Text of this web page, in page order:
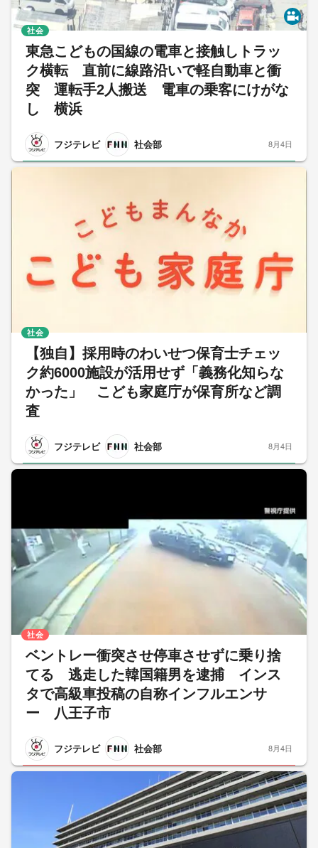
東急こどもの国線の電車と接触しトラッ
ク横転 直前に線路沿いで軽自動車と衝
突 運転手2人搬送 電車の乗客にけがな
し 横浜
フジテレビ 社会部
社会
8月4日
【独自】採用時のわいせつ保育士チェッ
ク約6000施設が活用せず「義務化知らな
かった」 こども家庭庁が保育所など調
査
フジテレビ 社会部
社会
8月4日
ベントレー衝突させ停車させずに乗り捨
てる 逃走した韓国籍男を逮捕 インス
タで高級車投稿の自称インフルエンサ
ー 八王子市
フジテレビ 社会部
社会
8月4日